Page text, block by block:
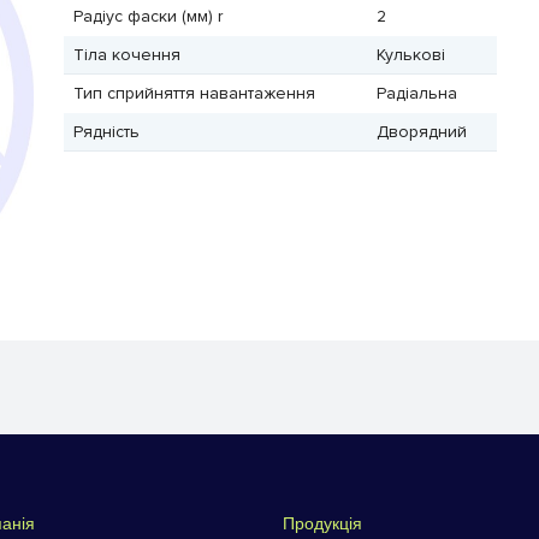
Радіус фаски (мм) r
2
Тіла кочення
Кулькові
Тип сприйняття навантаження
Радіальна
Рядність
Дворядний
Продукція